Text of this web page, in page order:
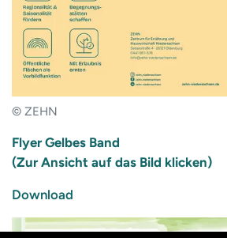
© ZEHN
Flyer Gelbes Band
(Zur Ansicht auf das Bild klicken)
Download